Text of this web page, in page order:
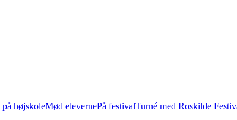
højskoleMød elevernePå festivalTurné med Roskilde